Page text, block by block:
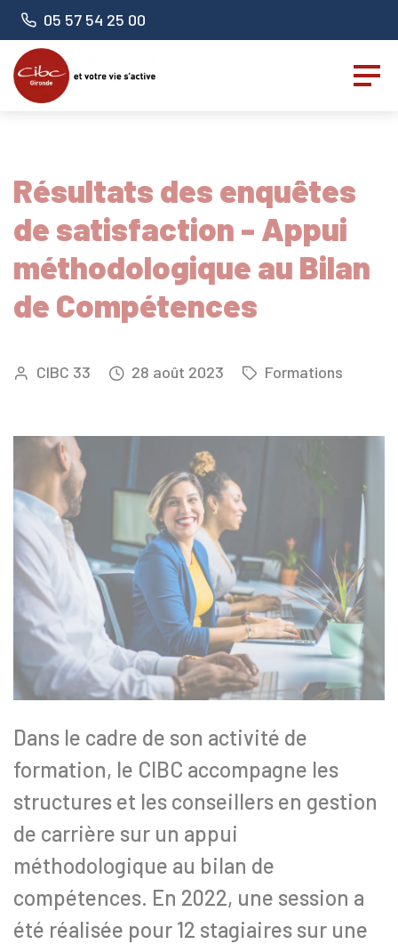
Numéro de téléphone :
05 57 54 25 00
Résultats des enquêtes
de satisfaction - Appui
méthodologique au Bilan
de Compétences
CIBC 33 28 août 2023 Formations
Dans le cadre de son activité de
formation, le CIBC accompagne les
structures et les conseillers en gestion
de carrière sur un appui
méthodologique au bilan de
compétences. En 2022, une session a
été réalisée pour 12 stagiaires sur une
Panneau de gestion des cookies